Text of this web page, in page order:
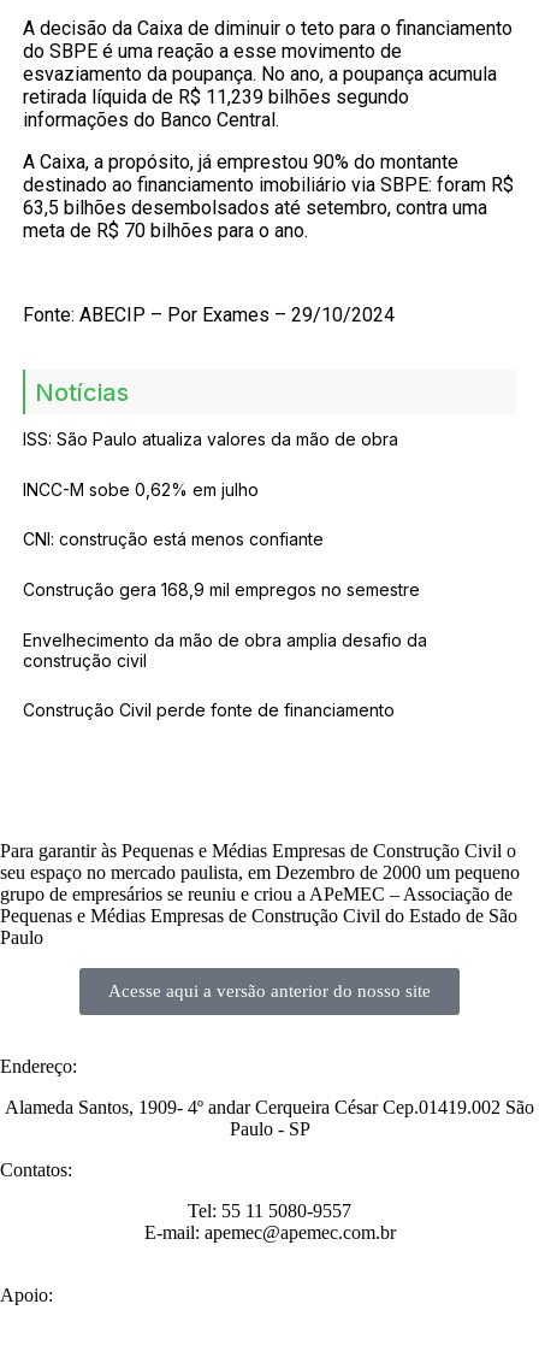
A decisão da Caixa de diminuir o teto para o financiamento
do SBPE é uma reação a esse movimento de
esvaziamento da poupança. No ano, a poupança acumula
retirada líquida de R$ 11,239 bilhões segundo
informações do Banco Central.
A Caixa, a propósito, já emprestou 90% do montante
destinado ao financiamento imobiliário via SBPE: foram R$
63,5 bilhões desembolsados até setembro, contra uma
meta de R$ 70 bilhões para o ano.
Fonte: ABECIP – Por Exames – 29/10/2024
Notícias
ISS: São Paulo atualiza valores da mão de obra
INCC-M sobe 0,62% em julho
CNI: construção está menos confiante
Construção gera 168,9 mil empregos no semestre
Envelhecimento da mão de obra amplia desafio da
construção civil
Construção Civil perde fonte de financiamento
Para garantir às Pequenas e Médias Empresas de Construção Civil o
seu espaço no mercado paulista, em Dezembro de 2000 um pequeno
grupo de empresários se reuniu e criou a APeMEC – Associação de
Pequenas e Médias Empresas de Construção Civil do Estado de São
Paulo
Acesse aqui a versão anterior do nosso site
Endereço:
Alameda Santos, 1909- 4º andar Cerqueira César Cep.01419.002 São
Paulo - SP
Contatos:
Tel: 55 11 5080-9557
E-mail: apemec@apemec.com.br
Apoio: